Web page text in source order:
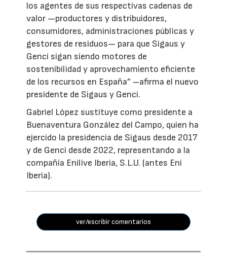
los agentes de sus respectivas cadenas de
valor —productores y distribuidores,
consumidores, administraciones públicas y
gestores de residuos— para que Sigaus y
Genci sigan siendo motores de
sostenibilidad y aprovechamiento eficiente
de los recursos en España” –afirma el nuevo
presidente de Sigaus y Genci.
Gabriel López sustituye como presidente a
Buenaventura González del Campo, quien ha
ejercido la presidencia de Sigaus desde 2017
y de Genci desde 2022, representando a la
compañía Enilive Iberia, S.L.U. (antes Eni
Iberia).
ver/escribir comentarios